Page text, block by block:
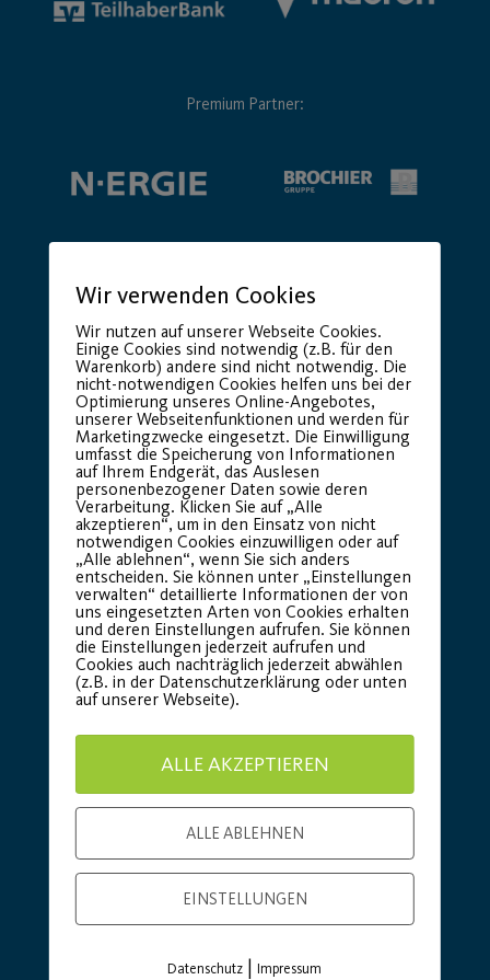
Premium Partner:
Basic Partner:
Wir verwenden Cookies
Wir nutzen auf unserer Webseite Cookies.
Einige Cookies sind notwendig (z.B. für den
Warenkorb) andere sind nicht notwendig. Die
nicht-notwendigen Cookies helfen uns bei der
Optimierung unseres Online-Angebotes,
unserer Webseitenfunktionen und werden für
Marketingzwecke eingesetzt. Die Einwilligung
umfasst die Speicherung von Informationen
auf Ihrem Endgerät, das Auslesen
personenbezogener Daten sowie deren
Verarbeitung. Klicken Sie auf „Alle
akzeptieren“, um in den Einsatz von nicht
notwendigen Cookies einzuwilligen oder auf
„Alle ablehnen“, wenn Sie sich anders
entscheiden. Sie können unter „Einstellungen
verwalten“ detaillierte Informationen der von
uns eingesetzten Arten von Cookies erhalten
und deren Einstellungen aufrufen. Sie können
die Einstellungen jederzeit aufrufen und
Cookies auch nachträglich jederzeit abwählen
(z.B. in der Datenschutzerklärung oder unten
auf unserer Webseite).
ALLE AKZEPTIEREN
ALLE ABLEHNEN
EINSTELLUNGEN
Datenschutz |Impressum